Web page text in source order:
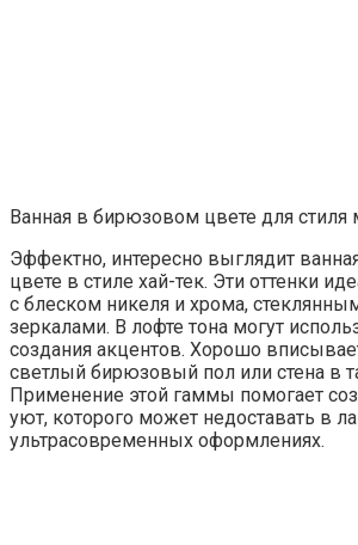
Ванная в бирюзовом цвете для
Эффектно, интересно выглядит
цвете в стиле хай-тек. Эти оттенки
с блеском никеля и хрома,
зеркалами. В лофте тона могут
создания акцентов. Хорошо
светлый бирюзовый пол или стена в
Применение этой гаммы помогает
уют, которого может недоставать в
ультрасовременных оформлениях.